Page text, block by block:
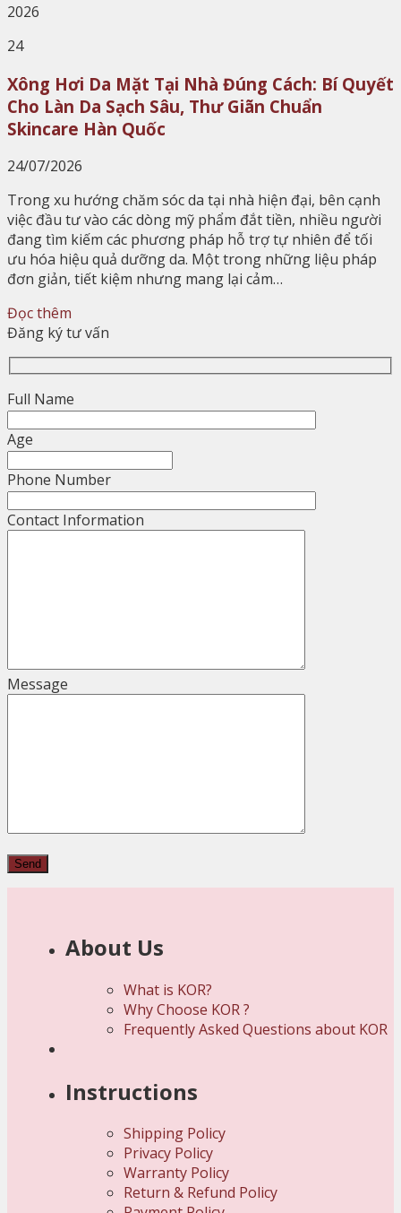
2026
24
Xông Hơi Da Mặt Tại Nhà Đúng Cách: Bí Quyết
Cho Làn Da Sạch Sâu, Thư Giãn Chuẩn
Skincare Hàn Quốc
24/07/2026
Trong xu hướng chăm sóc da tại nhà hiện đại, bên cạnh
việc đầu tư vào các dòng mỹ phẩm đắt tiền, nhiều người
đang tìm kiếm các phương pháp hỗ trợ tự nhiên để tối
ưu hóa hiệu quả dưỡng da. Một trong những liệu pháp
đơn giản, tiết kiệm nhưng mang lại cảm…
Đọc thêm
Đăng ký tư vấn
Full Name
Age
Phone Number
Contact Information
Message
About Us
What is KOR?
Why Choose KOR ?
Frequently Asked Questions about KOR
Instructions
Shipping Policy
Privacy Policy
Warranty Policy
Return & Refund Policy